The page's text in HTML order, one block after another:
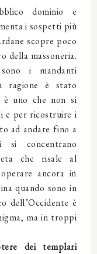
dominio e
i sospetti più
scopre poco
della massoneria.
i mandanti
ragione è stato
è uno che non si
e per ricostruire i
ad andare fino a
si concentrano
che risale al
ancora in
quando sono in
dell’Occidente è
ma in troppi
dei templari